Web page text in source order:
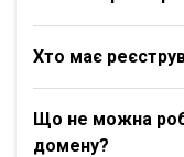
Хто має
Що не можна
домену?